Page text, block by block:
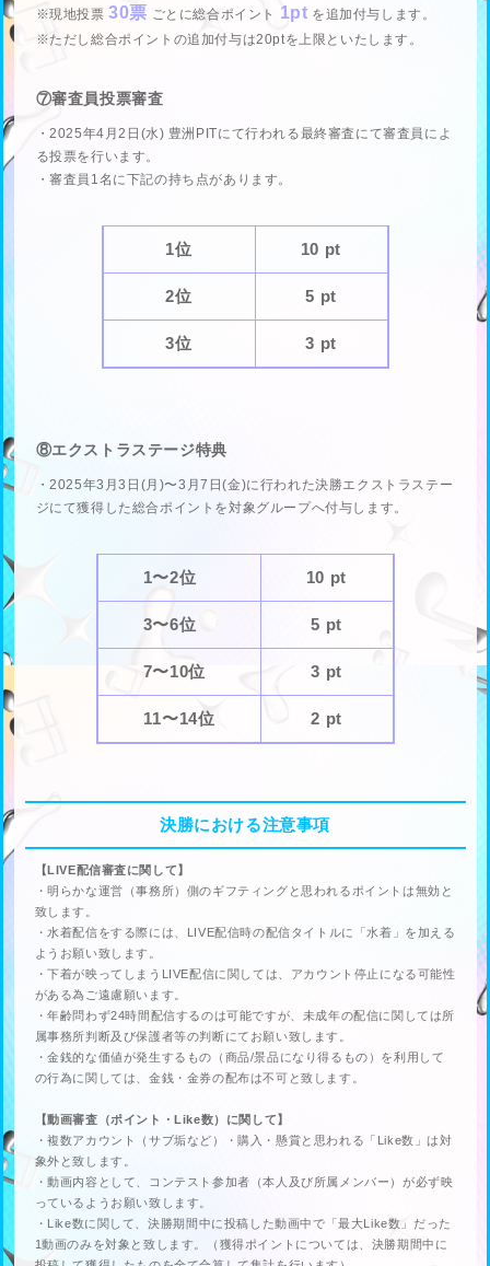
※現地投票30票 ごとに総合ポイント 1pt を追加付与します。
※ただし総合ポイントの追加付与は20ptを上限といたします。
⑦審査員投票審査
・2025年4月2日(水) 豊洲PITにて行われる最終審査にて審査員によ
る投票を行います。
・審査員1名に下記の持ち点があります。
1位 10 pt
2位 5 pt
3位 3 pt
⑧エクストラステージ特典
・2025年3月3日(月)〜3月7日(金)に行われた決勝エクストラステー
ジにて獲得した総合ポイントを対象グループへ付与します。
1〜2位 10 pt
3〜6位 5 pt
7〜10位 3 pt
11〜14位 2 pt
決勝における注意事項
【LIVE配信審査に関して】
・明らかな運営（事務所）側のギフティングと思われるポイントは無効と
致します。
・水着配信をする際には、LIVE配信時の配信タイトルに「水着」を加える
ようお願い致します。
・下着が映ってしまうLIVE配信に関しては、アカウント停止になる可能性
がある為ご遠慮願います。
・年齢問わず24時間配信するのは可能ですが、未成年の配信に関しては所
属事務所判断及び保護者等の判断にてお願い致します。
・金銭的な価値が発生するもの（商品/景品になり得るもの）を利用して
の行為に関しては、金銭・金券の配布は不可と致します。
【動画審査（ポイント・Like数）に関して】
・複数アカウント（サブ垢など）・購入・懸賞と思われる「Like数」は対
象外と致します。
・動画内容として、コンテスト参加者（本人及び所属メンバー）が必ず映
っているようお願い致します。
・Like数に関して、決勝期間中に投稿した動画中で「最大Like数」だった
1動画のみを対象と致します。（獲得ポイントについては、決勝期間中に